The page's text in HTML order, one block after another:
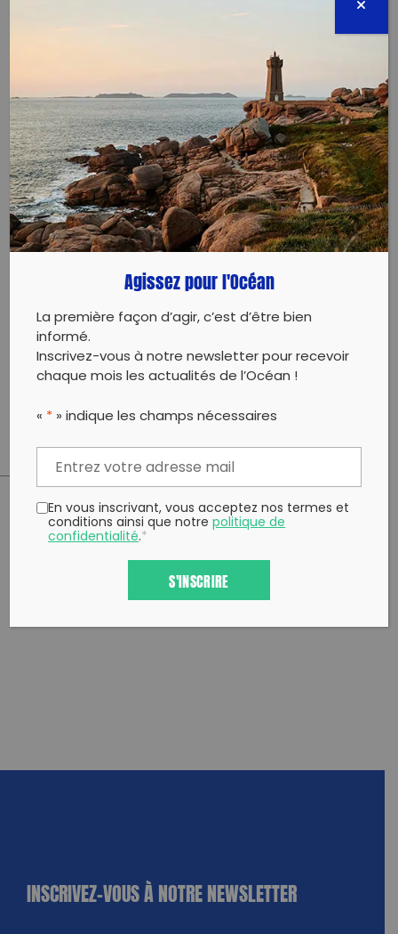
Dunkerque Clean Up
> Organisé en urgence suite à des photos reçues
d’un ramasseur !
> Nous vous donnons rendez-vous samedi 21 janvier
2023 dès 9h pour un ramassage de déchets sur la
Digue du Braek.
> Rendez-vous sur le parking du Feu de Saint-Pol, au
bout de la Jetée Ouest.
⌚️ > Créneau libre : nous serons sur place pour vous
équiper, de 9h à 12h. Vous arrivez à l’heure que vous
souhaitez !
> Nous fournissons le matériel, prévoyez vos gants et
PARTAGER CET ARTICLE:
INSCRIVEZ-VOUS À NOTRE NEWSLETTER
Agissez pour l'Océan
La première façon d’agir, c’est d’être bien
informé.
Inscrivez-vous à notre newsletter pour recevoir
chaque mois les actualités de l’Océan !
« * » indique les champs nécessaires
En vous inscrivant, vous acceptez nos termes et
conditions ainsi que notrepolitique de
confidentialité.*
S'INSCRIRE